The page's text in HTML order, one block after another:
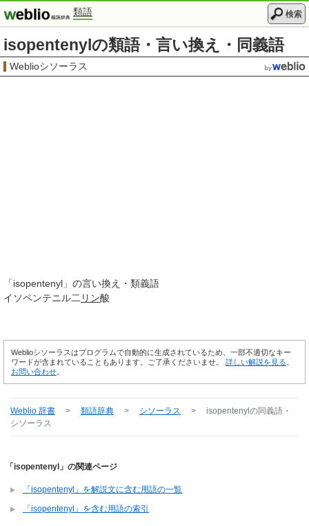
類語 検索
isopentenylの類語・言い換え・同義語
Weblioシソーラス
「isopentenyl 」の言い換え・類義語
イソペンテニル二 リン酸
Weblioシソーラスはプログラムで自動的に生成されているため、一部不適切なキー
ワードが含まれていることもあります。ご了承くださいませ。 詳しい解説を見る
お問い合わせ
Weblio 辞書 > 類語辞典 > シソーラス > isopentenyl の同義語・
シソーラス
「isopentenyl」の関連ページ
「isopentenyl」を解説文に含む用語の一覧
「isopentenyl」を含む用語の索引